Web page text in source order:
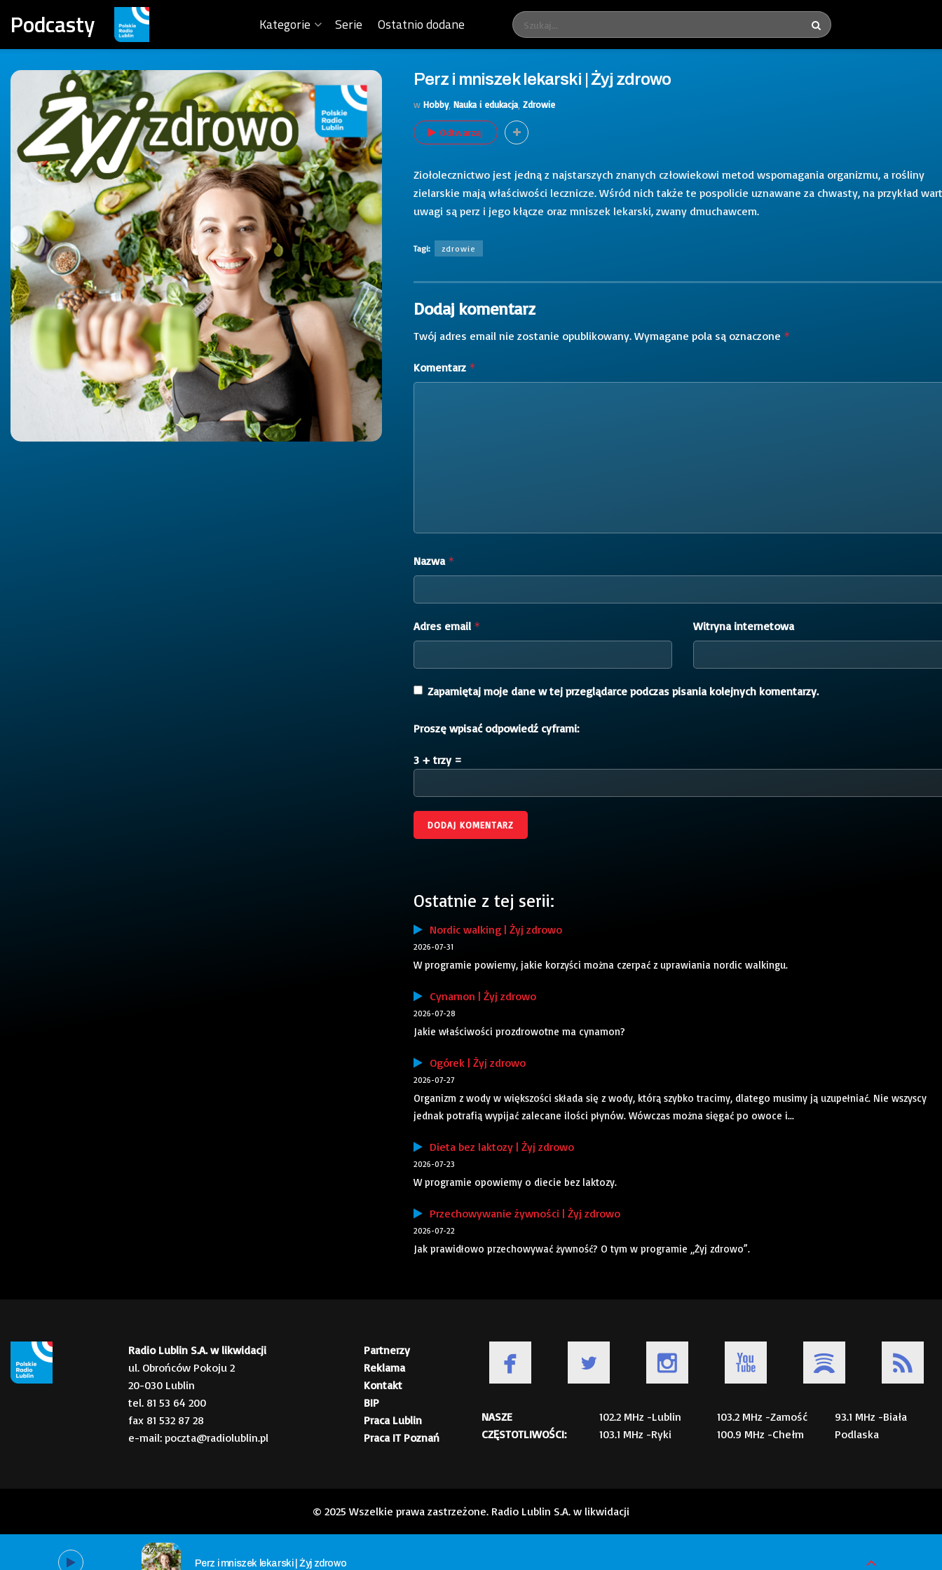
Podcasty Kategorie Serie Ostatnio dodane
Perz i mniszek lekarski | Żyj zdrowo
w Hobby, Nauka i edukacja Zdrowie
Odtwarzaj
Ziołolecznictwo jest jedną z najstarszych znanych człowiekowi metod wspomagania organizmu, a rośliny
zielarskie mają właściwości lecznicze. Wśród nich także te pospolicie uznawane za chwasty, na przykład
uwagi są perz i jego kłącze oraz mniszek lekarski, zwany dmuchawcem.
Tagi: zdrowie
Dodaj komentarz
Twój adres email nie zostanie opublikowany. Wymagane pola są oznaczone *
Komentarz *
Nazwa *
Adres email * Witryna internetowa
Zapamiętaj moje dane w tej przeglądarce podczas pisania kolejnych komentarzy.
Proszę wpisać odpowiedź cyframi:
3 + trzy =
Ostatnie z tej serii:
Nordic walking | Żyj zdrowo
2026-07-31
W programie powiemy, jakie korzyści można czerpać z uprawiania nordic walkingu.
Cynamon | Żyj zdrowo
2026-07-28
Jakie właściwości prozdrowotne ma cynamon?
Ogórek | Żyj zdrowo
2026-07-27
Organizm z wody w większości składa się z wody, którą szybko tracimy, dlatego musimy ją uzupełniać. Nie wszyscy
jednak potrafią wypijać zalecane ilości płynów. Wówczas można sięgać po owoce i...
Dieta bez laktozy | Żyj zdrowo
2026-07-23
W programie opowiemy o diecie bez laktozy.
Przechowywanie żywności | Żyj zdrowo
2026-07-22
Jak prawidłowo przechowywać żywność? O tym w programie „Żyj zdrowo”.
Radio Lublin S.A. w likwidacji
ul. Obrońców Pokoju 2
20-030 Lublin
tel. 81 53 64 200
fax 81 532 87 28
e-mail: poczta@radiolublin.pl
Partnerzy
Reklama
Kontakt
BIP
Praca Lublin
Praca IT Poznań
NASZE
CZĘSTOTLIWOŚCI:
102.2 MHz -Lublin
103.1 MHz -Ryki
103.2 MHz -Zamość
100.9 MHz -Chełm
93.1 MHz -Biała
Podlaska
© 2025 Wszelkie prawa zastrzeżone. Radio Lublin S.A. w likwidacji
Perz i mniszek lekarski | Żyj zdrowo